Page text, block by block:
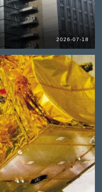
2026-07-18